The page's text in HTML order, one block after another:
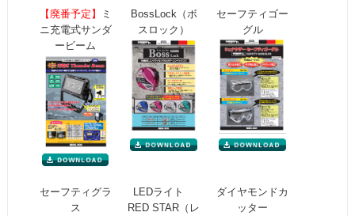
【廃番予定】
ミ
ニ充電式サンダ
ービーム
BossLock（ボ
スロック）
セーフティゴー
グル
セーフティグラ
ス
LEDライト
RED STAR（レ
ダイヤモンドカ
ッター